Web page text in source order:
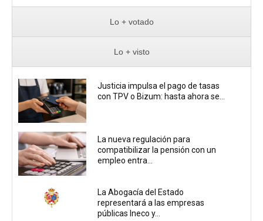
Lo + votado
Lo + visto
Justicia impulsa el pago de tasas
con TPV o Bizum: hasta ahora se...
La nueva regulación para
compatibilizar la pensión con un
empleo entra...
La Abogacía del Estado
representará a las empresas
públicas Ineco y...